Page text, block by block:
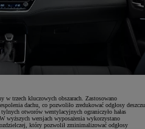
w trzech kluczowych obszarach. Zastosowano
dachu, co pozwoliło zredukować odgłosy deszczu
otworów wentylacyjnych ograniczyło hałas
wyższych wersjach wyposażenia wykorzystano
który pozwolił zminimalizować odgłosy